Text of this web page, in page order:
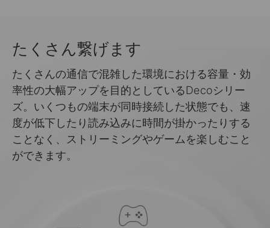
たくさん繋げます
たくさんの通信で混雑した環境における容量・効
率性の大幅アップを目的としているDecoシリー
ズ。いくつもの端末が同時接続した状態でも、速
度が低下したり読み込みに時間が掛かったりする
ことなく、ストリーミングやゲームを楽しむこと
ができます。